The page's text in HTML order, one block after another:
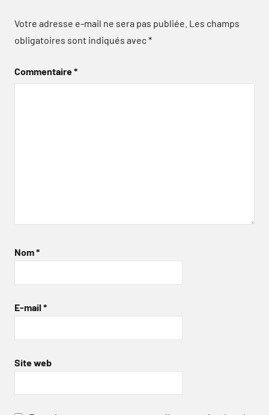
Votre adresse e-mail ne sera pas publiée. Les champs
obligatoires sont indiqués avec*
Commentaire*
Nom*
E-mail *
Site web